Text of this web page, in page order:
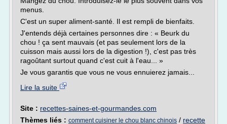
menus.
C'est un super aliment-santé. Il est rempli de bienfaits.
J'entends déjà certaines personnes dire : « Beurk du
chou ! ça sent mauvais (et pas seulement lors de la
cuisson mais aussi lors de la digestion !), c'est pas très
ragoûtant surtout quand c'est cuit à l'eau... »
Je vous garantis que vous ne vous ennuierez jamais...
Lire la suite
Site : recettes-saines-et-gourmandes.com
Thèmes liés : comment cuisiner le chou blanc chinois / recette